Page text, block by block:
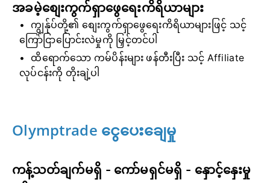
အခမဲ့စျေးကွက်ရှာဖွေရေးကိရိယာများ
ကျွန်ုပ်တို့၏ စျေးကွက်ရှာဖွေရေးကိရိယာများဖြင့် သင့်
ကြော်ငြာပြောင်းလဲမှုကို မြှင့်တင်ပါ
ထိရောက်သော ကမ်ပိန်းများ ဖန်တီးပြီး သင့် Affiliate
လုပ်ငန်းကို တိုးချဲ့ပါ
Olymptrade ငွေပေးချေမှု
ကန့်သတ်ချက်မရှိ - ကော်မရှင်မရှိ - နှောင့်နှေးမှု